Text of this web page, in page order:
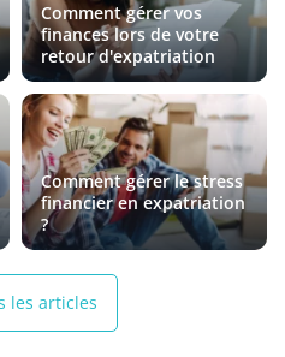
Comment gérer vos
finances lors de votre
retour d'expatriation
Comment gérer le stress
financier en expatriation
?
les articles